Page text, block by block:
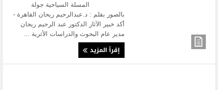
المسلة السياحية جولة
بالصور بقلم : د.عبدالرحيم ريحان القاهرة -
أكد خبير الآثار الدكتور عبد الرحيم ريحان
مدير عام البحوث والدراسات الأثرية ...
إقرأ المزيد